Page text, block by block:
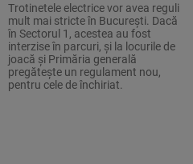
Trotinetele electrice vor avea reguli
mult mai stricte în București. Dacă
în Sectorul 1, acestea au fost
interzise în parcuri, și la locurile de
joacă și Primăria generală
pregătește un regulament nou,
pentru cele de închiriat.